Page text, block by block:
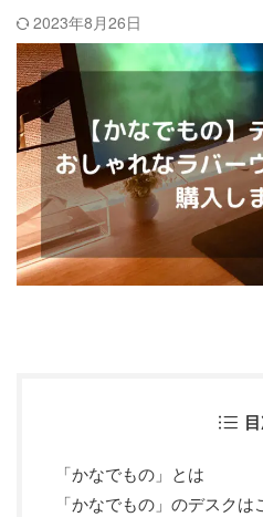
2023年8月26日
「かなでもの」とは
「かなでもの」のデスク